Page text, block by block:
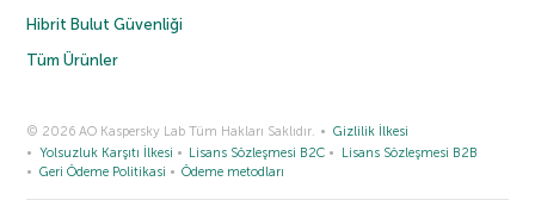
Hibrit Bulut Güvenliği
Tüm Ürünler
© 2026 AO Kaspersky Lab Tüm Hakları Saklıdır.
Gizlilik İlkesi
Yolsuzluk Karşıtı İlkesi
Lisans Sözleşmesi B2C
Lisans Sözleşmesi B2B
Geri Ödeme Politikasi
Ödeme metodları